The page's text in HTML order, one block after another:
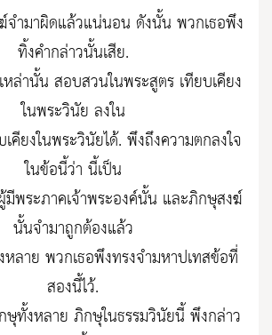
ำมาผิดแล้วแน่นอน ดังนั้น พวกเธอพึง
ทิ้งคำกล่าวนั้นเสีย.
ล่านั้น สอบสวนในพระสูตร เทียบเคียง
ในพระวินัย ลงใน
คียงในพระวินัยได้. พึงถึงความตกลงใจ
ในข้อนี้ว่า นี้เป็น
พระภาคเจ้าพระองค์นั้น และภิกษุสงฆ์
นั้นจำมาถูกต้องแล้ว
ลาย พวกเธอพึงทรงจำมหาปเทสข้อที่
สองนี้ไว้.
ทั้งหลาย ภิกษุในธรรมวินัยนี้ พึงกล่าว